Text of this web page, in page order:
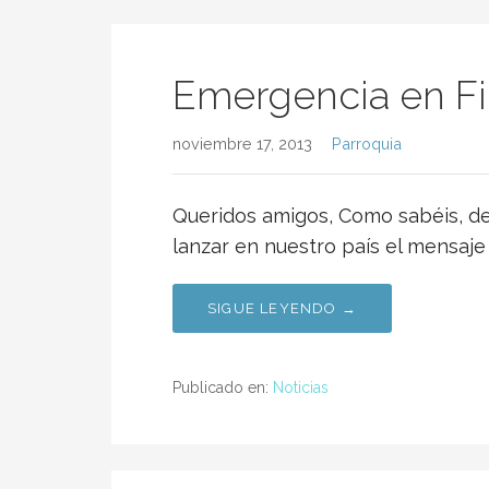
Emergencia en
noviembre 17, 2013 Parroquia
Queridos amigos, Como sabéis,
lanzar en nuestro país el
SIGUE LEYENDO →
Publicado en: Noticias